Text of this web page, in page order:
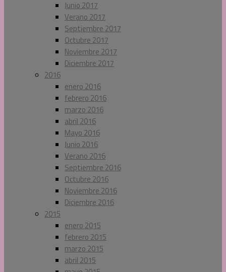
Junio 2017
Verano 2017
Septiembre 2017
Octubre 2017
Noviembre 2017
Diciembre 2017
2016
enero 2016
febrero 2016
marzo 2016
abril 2016
Mayo 2016
Junio 2016
Verano 2016
Septiembre 2016
Octubre 2016
Noviembre 2016
Diciembre 2016
2015
enero 2015
febrero 2015
marzo 2015
abril 2015